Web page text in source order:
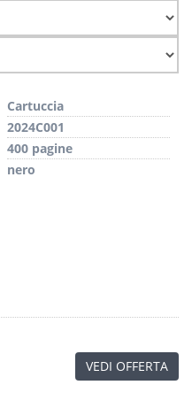
Cartuccia
2024C001
400 pagine
nero
VEDI OFFERTA